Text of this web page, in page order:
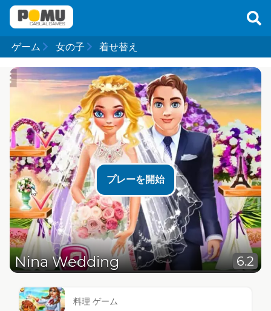
ゲーム 女の子 着せ替え
プレーを開始
Nina Wedding 6.2
料理 ゲーム